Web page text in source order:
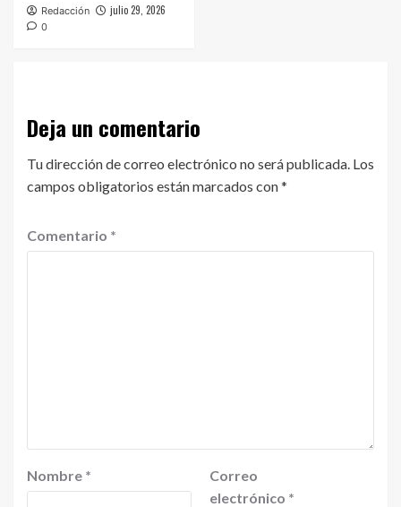
Redacción julio 29, 2026
0
Deja un comentario
Tu dirección de correo electrónico no será publicada. Los
campos obligatorios están marcados con*
Comentario *
Nombre *
Correo
electrónico *